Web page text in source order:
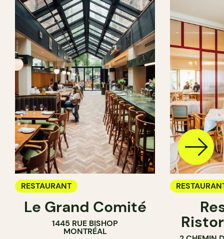
RESTAURANT
Le Grand Comité
1445 RUE BISHOP
MONTRÉAL